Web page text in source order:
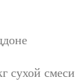
сухой смеси